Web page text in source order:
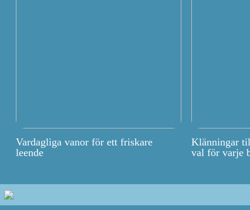
Vardagliga vanor för ett friskare
leende
Klänningar
val för varje